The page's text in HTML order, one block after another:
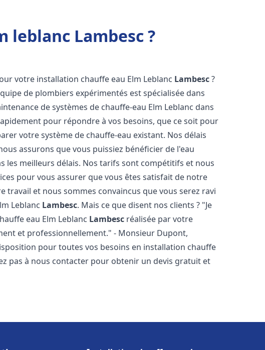
Lambesc ?
votre installation chauffe eau Elm Leblanc Lambesc?
de plombiers expérimentés est spécialisée dans
de systèmes de chauffe-eau Elm Leblanc dans
pour répondre à vos besoins, que ce soit pour
votre système de chauffe-eau existant. Nos délais
assurons que vous puissiez bénéficier de l'eau
les meilleurs délais. Nos tarifs sont compétitifs et nous
pour vous assurer que vous êtes satisfait de notre
travail et nous sommes convaincus que vous serez ravi
Leblanc Lambesc. Mais ce que disent nos clients ? "Je
eau Elm Leblanc Lambesc réalisée par votre
et professionnellement." - Monsieur Dupont,
pour toutes vos besoins en installation chauffe
pas à nous contacter pour obtenir un devis gratuit et